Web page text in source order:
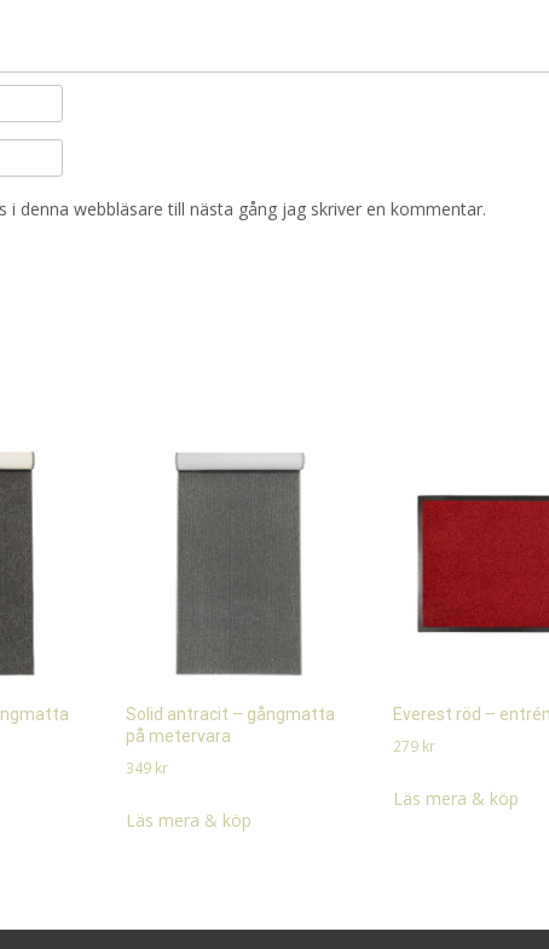
denna webbläsare till nästa gång jag skriver en kommentar.
Solid antracit – gångmatta
på metervara
349 kr
Läs mera & köp
Everest röd –
279 kr
Läs mera & köp